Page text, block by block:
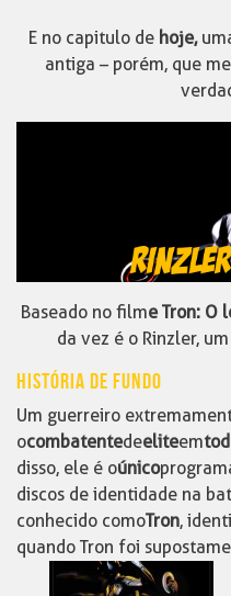
E no capitulo de hoje,
antiga – porém, que
Baseado no filme Tron: O
da vez é o Rinzler,
HISTÓRIA DE FUNDO
Um guerreiro
ocombatentedeeliteem
disso, ele é oúnico
discos de identidade na
conhecido comoTron,
quando Tron foi